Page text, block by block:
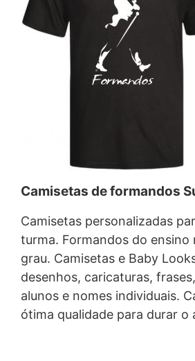
Camisetas de formandos
Camisetas personalizadas
turma. Formandos do ensino
grau. Camisetas e Baby
desenhos, caricaturas,
alunos e nomes individuais.
ótima qualidade para durar o